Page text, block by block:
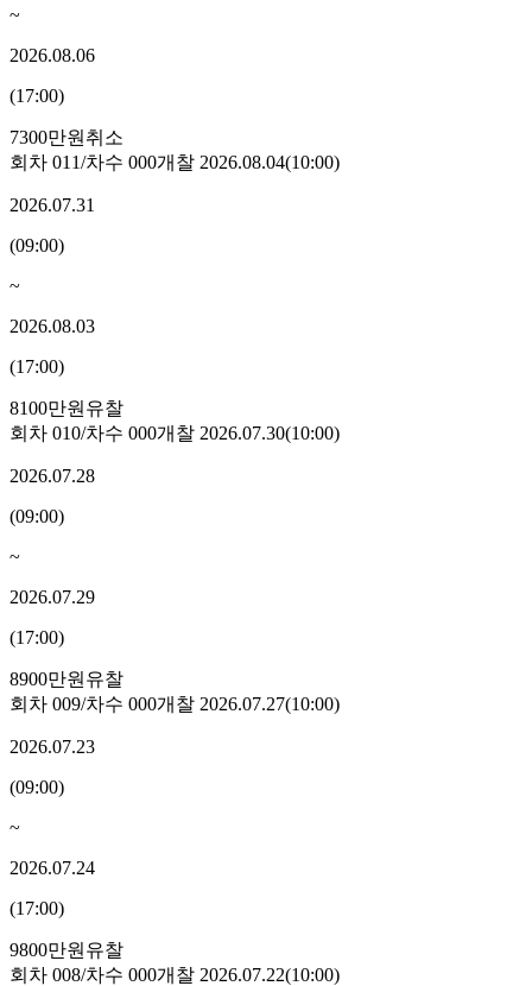
~
2026.08.06
(17:00)
7300만원 취소
회차 011/차수 000개찰 2026.08.04(10:00)
2026.07.31
(09:00)
~
2026.08.03
(17:00)
8100만원 유찰
회차 010/차수 000개찰 2026.07.30(10:00)
2026.07.28
(09:00)
~
2026.07.29
(17:00)
8900만원 유찰
회차 009/차수 000개찰 2026.07.27(10:00)
2026.07.23
(09:00)
~
2026.07.24
(17:00)
9800만원 유찰
회차 008/차수 000개찰 2026.07.22(10:00)